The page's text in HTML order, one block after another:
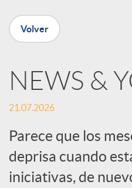
e
R
e
d
Volver
NEWS &
21.07.2026
Parece que los
deprisa cuando
iniciativas, de